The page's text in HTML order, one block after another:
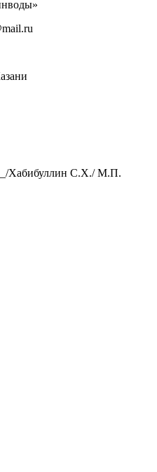
Хабибуллин С.Х./ М.П.